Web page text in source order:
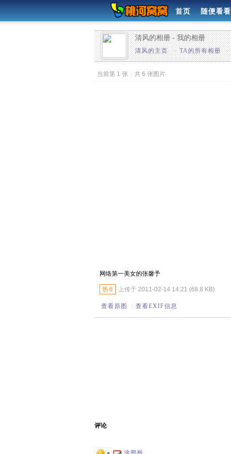
首页 随便看看
清风的相册 - 我的相册
清风的主页 » TA的所有相册 »
当前第 1 张 共 6 张图片
网络第一美女的张馨予
热6 上传于 2011-02-14 14:21 (68.8 KB)
查看原图 查看EXIF信息
评论